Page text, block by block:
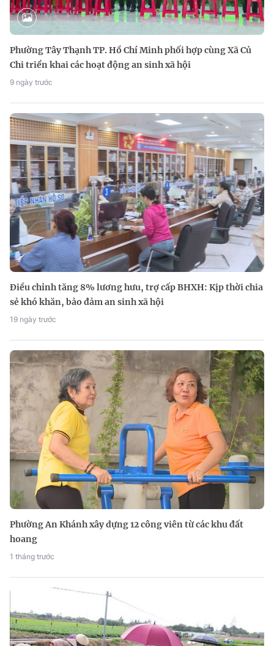
Phường Tây Thạnh TP. Hồ Chí Minh phối hợp cùng Xã Củ
Chi triển khai các hoạt động an sinh xã hội
9 ngày trước
Điều chỉnh tăng 8% lương hưu, trợ cấp BHXH: Kịp thời chia
sẻ khó khăn, bảo đảm an sinh xã hội
19 ngày trước
Phường An Khánh xây dựng 12 công viên từ các khu đất
hoang
1 tháng trước